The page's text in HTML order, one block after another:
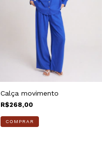
Calça movimento
R$268,00
COMPRAR